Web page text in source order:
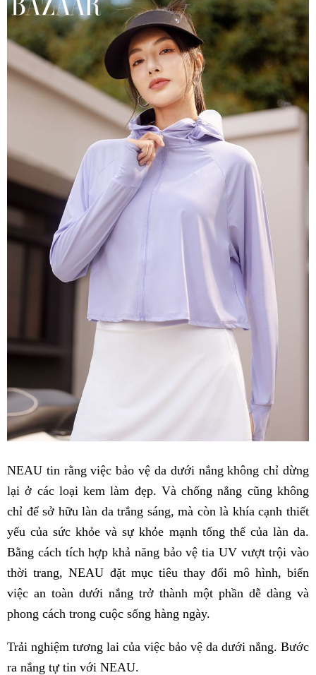
NEAU tin rằng việc bảo vệ da dưới nắng không chỉ dừng
lại ở các loại kem làm đẹp. Và chống nắng cũng không
chỉ để sở hữu làn da trắng sáng, mà còn là khía cạnh thiết
yếu của sức khỏe và sự khỏe mạnh tổng thể của làn da.
Bằng cách tích hợp khả năng bảo vệ tia UV vượt trội vào
thời trang, NEAU đặt mục tiêu thay đổi mô hình, biến
việc an toàn dưới nắng trở thành một phần dễ dàng và
phong cách trong cuộc sống hàng ngày.
Trải nghiệm tương lai của việc bảo vệ da dưới nắng. Bước
ra nắng tự tin với NEAU.